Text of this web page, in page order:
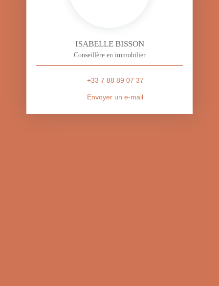
ISABELLE BISSON
Conseillère en immobilier
+33 7 88 89 07 37
Envoyer un e-mail